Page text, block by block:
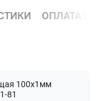
ОПЛАТА И
100х1мм
81